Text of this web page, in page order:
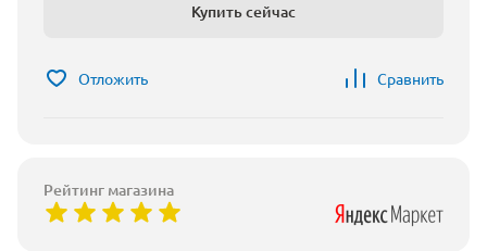
Купить сейчас
Отложить Сравнить
Рейтинг магазина